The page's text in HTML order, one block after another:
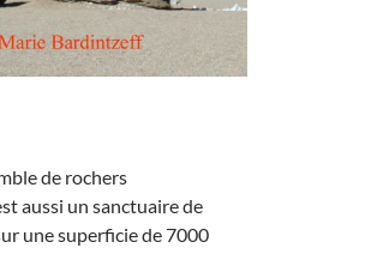
de rochers
aussi un sanctuaire de
une superficie de 7000